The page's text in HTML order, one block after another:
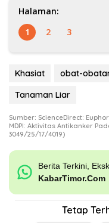
Halaman:
1
2 3
Khasiat obat-
Tanaman Liar
Sumber: ScienceDirect:
MDPI: Aktivitas Antikanker
3049/25/17/4019)
Berita Terkini,
KabarTimor.Com
Tetap